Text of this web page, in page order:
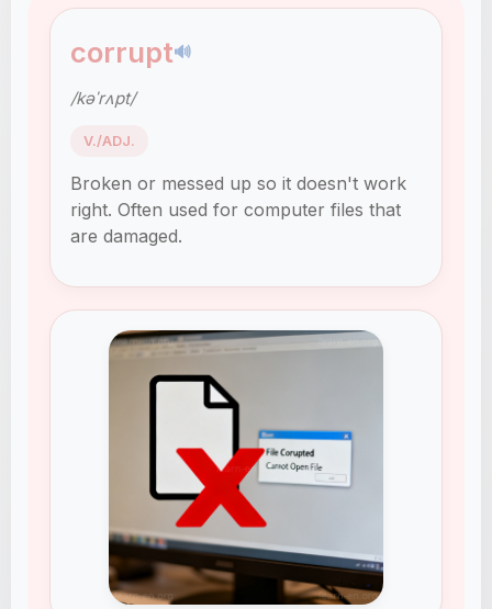
corrupt🔊
/kəˈrʌpt/
V./ADJ.
Broken or messed up so it doesn't work
right. Often used for computer files that
are damaged.